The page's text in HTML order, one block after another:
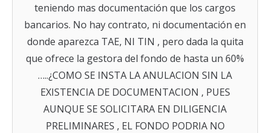
teniendo mas documentación que los cargos
bancarios. No hay contrato, ni documentación en
donde aparezca TAE, NI TIN , pero dada la quita
que ofrece la gestora del fondo de hasta un 60%
…..¿COMO SE INSTA LA ANULACION SIN LA
EXISTENCIA DE DOCUMENTACION , PUES
AUNQUE SE SOLICITARA EN DILIGENCIA
PRELIMINARES , EL FONDO PODRIA NO